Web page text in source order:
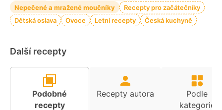
Nepečené a mražené moučníky
Recepty pro začátečníky
Dětská oslava
Ovoce Letní recepty Česká kuchyně
Další recepty
Podobné
recepty
Recepty autora
Podle
kategorie